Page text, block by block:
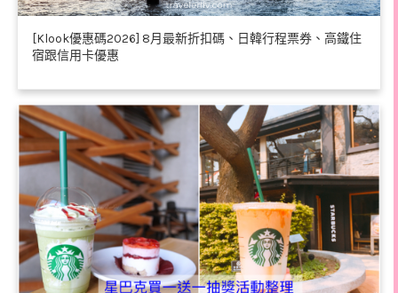
[Klook優惠碼2026] 8月最新折扣碼、日韓行程票券、高鐵住
宿跟信用卡優惠